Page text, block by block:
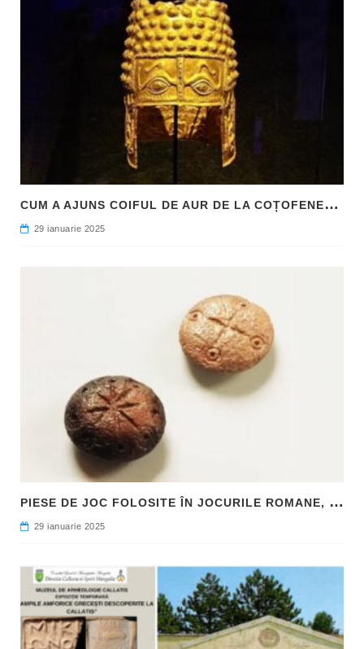
C
UM A AJUNS COIFUL DE AUR DE LA COȚOFENEȘTI ÎN PATRIMONIUL NAȚIONAL
29 ianuarie 2025
P
IESE DE JOC FOLOSITE ÎN JOCURILE ROMANE, DESCOPERITE LA HADRIANOPOLIS
29 ianuarie 2025